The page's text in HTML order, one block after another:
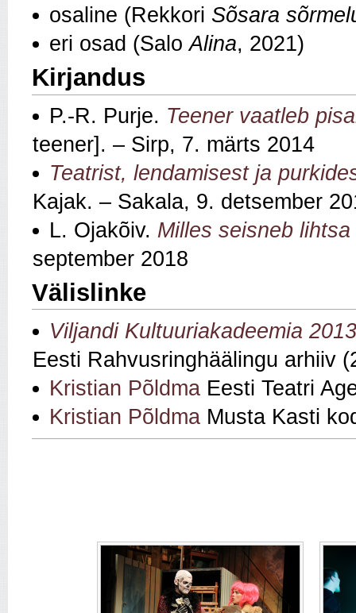
osaline (Rekkori Sõsara
eri osad (SaloAlina, 2021)
Kirjandus
P.-R. Purje. Teener vaatleb
teener]. – Sirp, 7. märts 2014
Teatrist, lendamisest ja
Kajak. – Sakala, 9. detsember
L. Ojakõiv. Milles seisneb
september 2018
Välislinke
Viljandi Kultuuriakadeemia
Eesti Rahvusringhäälingu arhiiv
Kristian Põldma Eesti Teatri
Kristian Põldma Musta Kasti